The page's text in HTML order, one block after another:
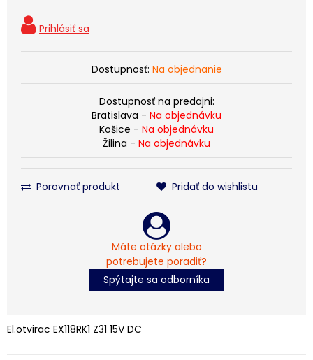
Dostupnosť: Na objednanie
Dostupnosť na predajni:
Bratislava - Na objednávku
Košice - Na objednávku
Žilina - Na objednávku
Porovnať produkt Pridať do wishlistu
Máte otázky alebo
potrebujete poradiť?
Spýtajte sa odborníka
El.otvirac EX118RK1 Z31 15V DC